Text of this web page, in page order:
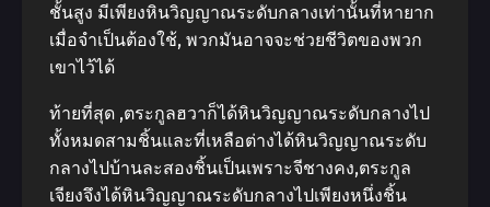
ชั้นสูง มีเพียงหินวิญญาณระดับกลางเท่านั้นที่หายาก
เมื่อจําเป็นต้องใช้, พวกมันอาจจะช่วยชีวิตของพวก
เขาไว้ได้
ท้ายที่สุด ,ตระกูลฮวาก็ได้หินวิญญาณระดับกลางไป
ทั้งหมดสามชิ้นและที่เหลือต่างได้หินวิญญาณระดับ
กลางไปบ้านละสองชิ้นเป็นเพราะจีชางคง,ตระกูล
เจียงจึงได้หินวิญญาณระดับกลางไปเพียงหนึ่งชิ้น